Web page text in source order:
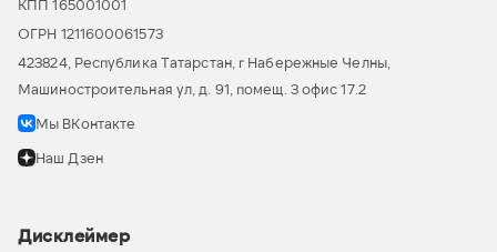
КПП 165001001
ОГРН 1211600061573
423824, Республика Татарстан, г Набережные Челны,
Машиностроительная ул, д. 91, помещ. 3 офис 17.2
Мы ВКонтакте
Наш Дзен
Дисклеймер